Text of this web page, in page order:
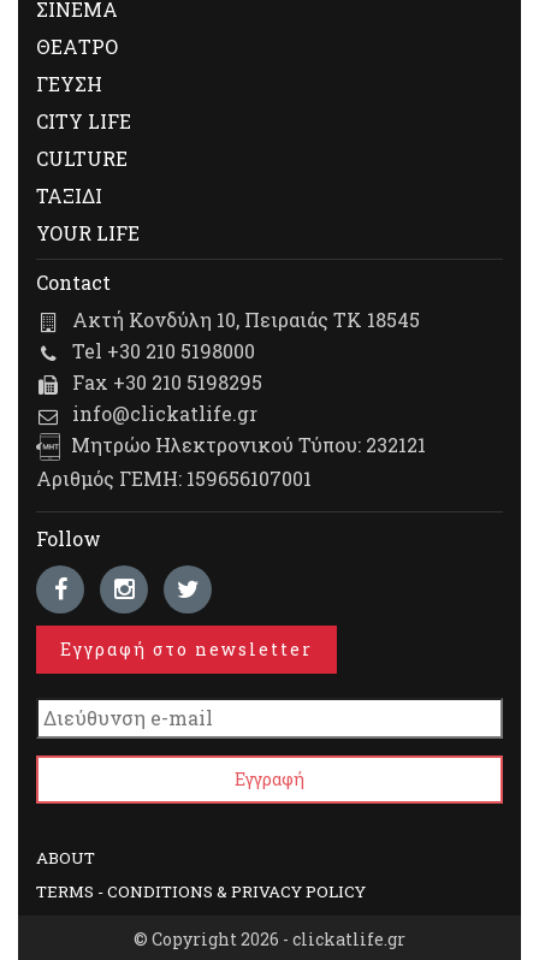
ΣΙΝΕΜΑ
ΘΕΑΤΡΟ
ΓΕΥΣΗ
CITY LIFE
CULTURE
ΤΑΞΙΔΙ
YOUR LIFE
Contact
Ακτή Κονδύλη 10, Πειραιάς ΤΚ 18545
Tel +30 210 5198000
Fax +30 210 5198295
info@clickatlife.gr
Μητρώο Ηλεκτρονικού Τύπου: 232121
Αριθμός ΓΕΜΗ: 159656107001
Follow
Εγγραφή στο newsletter
ABOUT
TERMS - CONDITIONS & PRIVACY POLICY
© Copyright 2026 - clickatlife.gr